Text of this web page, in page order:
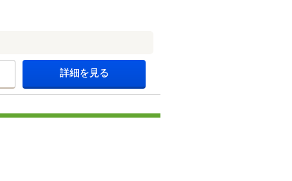
詳細を見る